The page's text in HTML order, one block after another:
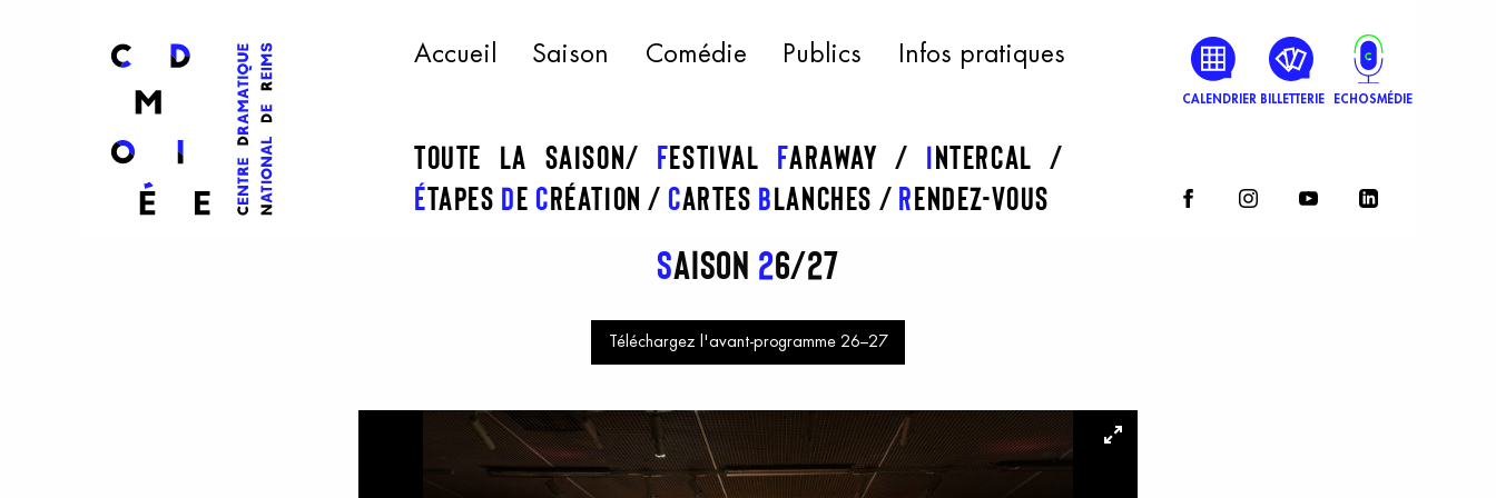
ogo Accueil Saison Comédie Publics Infos pratiques
Toute la saison festival faraway Intercal
Étapes decréation Cartes blanches Rendez-vous
CALENDRIER BILLETTERIE ECHOSMÉDIE
Saison 26/27
Téléchargez l'avant-programme 26–27